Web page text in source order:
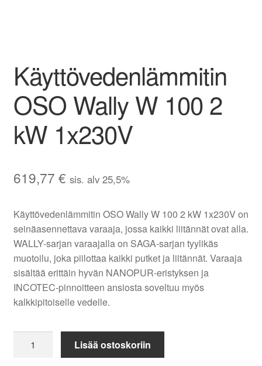
Käyttövedenlämmitin
OSO Wally W 100 2
kW 1x230V
619,77 € sis. alv 25,5%
Käyttövedenlämmitin OSO Wally W 100 2 kW 1x230V on
seinäasennettava varaaja, jossa kaikki liitännät ovat alla.
WALLY-sarjan varaajalla on SAGA-sarjan tyylikäs
muotoilu, joka piilottaa kaikki putket ja liitännät. Varaaja
sisältää erittäin hyvän NANOPUR-eristyksen ja
INCOTEC-pinnoitteen ansiosta soveltuu myös
kalkkipitoiselle vedelle.
Käyttövedenlämmitin
OSO
Lisää ostoskoriin